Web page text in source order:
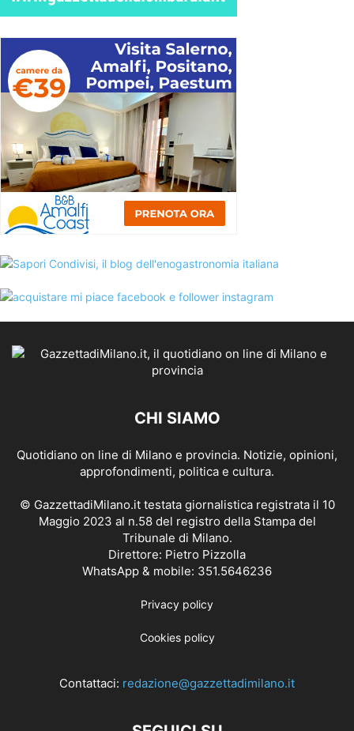
CHI SIAMO
Quotidiano on line di Milano e provincia. Notizie, opinioni,
approfondimenti, politica e cultura.
© GazzettadiMilano.it testata giornalistica registrata il 10
Maggio 2023 al n.58 del registro della Stampa del
Tribunale di Milano.
Direttore: Pietro Pizzolla
WhatsApp & mobile: 351.5646236
Privacy policy
Cookies policy
Contattaci: redazione@gazzettadimilano.it